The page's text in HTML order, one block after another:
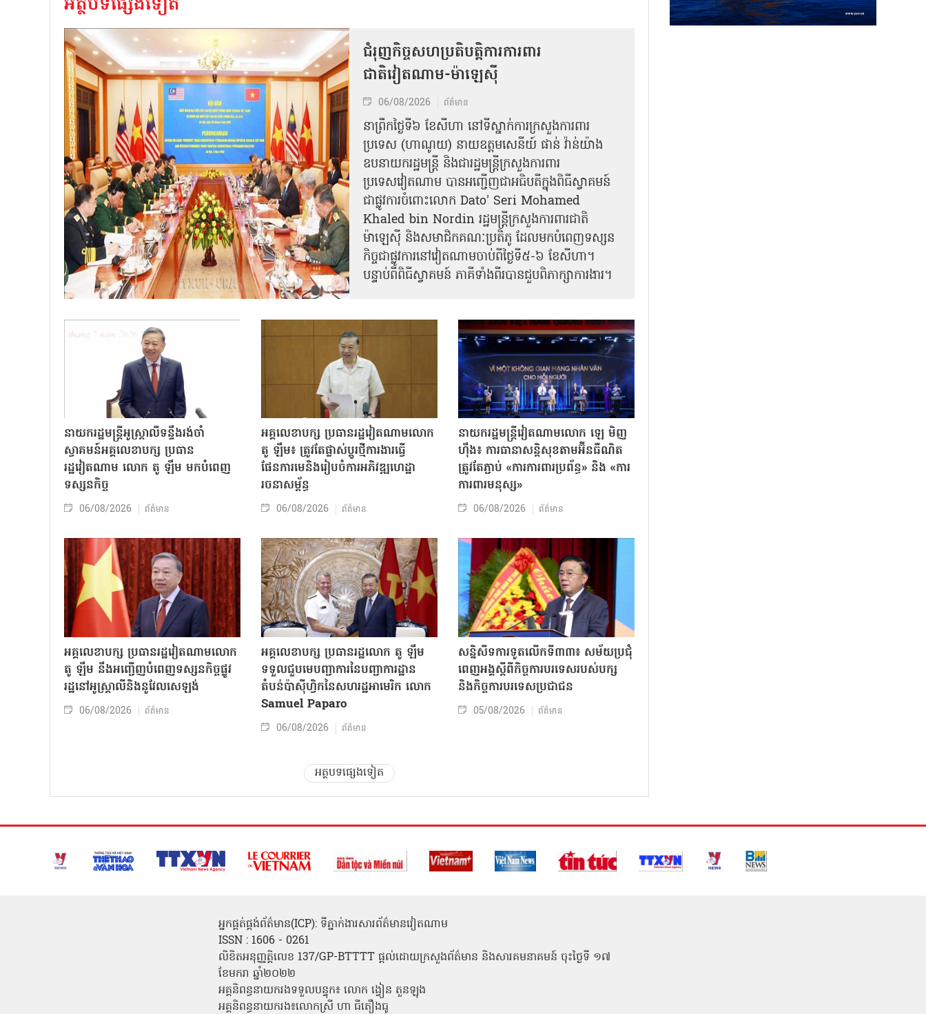
អត្ថបទផ្សេងទៀត
ជំរុញកិច្ចសហប្រតិបត្តិការការពារ
ជាតិវៀតណាម-ម៉ាឡេស៊ី
06/08/2026 ព័ត៌មាន
នា​ព្រឹកថ្ងៃទី៦ ខែសីហា នៅទីស្នាក់ការក្រសួងការពារ
ប្រទេស (ហាណូយ) នាយឧត្តមសេនីយ៍ ផាន់ វ៉ាន់យ៉ាង
ឧបនាយករដ្ឋមន្ត្រី និងជារដ្ឋមន្ត្រីក្រសួងការពារ
ប្រទេសវៀតណាម បានអញ្ជើញជាអធិបតីក្នុងពិធីស្វាគមន៍
ជាផ្លូវការ​ចំពោះលោក Dato' Seri Mohamed
Khaled bin Nordin រដ្ឋមន្ត្រីក្រសួងការពារជាតិ
ម៉ាឡេស៊ី និងសមាជិកគណៈប្រតិភូ ដែលមកបំពេញទស្សន
កិច្ចជាផ្លូវការនៅវៀតណាមចាប់ពីថ្ងៃទី៥-៦ ខែសីហា។
បន្ទាប់ពីពិធីស្វាគមន៍ ភាគីទាំងពីរបានជួបពិភាក្សាការងារ​។
នាយករដ្ឋមន្ត្រីអូស្ត្រាលីទន្ទឹងរង់ចាំ
ស្វាគមន៍អគ្គលេខាបក្ស ប្រធាន
រដ្ឋវៀតណាម លោក តូ ឡឹម មកបំពេញ
ទស្សនកិច្ច
06/08/2026 ព័ត៌មាន
អគ្គលេខាបក្ស ប្រធានរដ្ឋវៀតណាមលោក
តូ ឡឹម៖ ត្រូវតែផ្លាស់ប្ដូរថ្មីការងារធ្វើ
ផែនការមេនិងរៀបចំការអភិវឌ្ឍហេដ្ឋា
រចនាសម្ព័ន្ធ
06/08/2026 ព័ត៌មាន
នាយករដ្ឋមន្ត្រីវៀតណាមលោក ឡេ មិញ
ហ៊ឹង៖ ការធានាសន្តិសុខតាមអ៊ីនធឺណិត
ត្រូវតែភ្ជាប់ «ការការពារប្រព័ន្ធ» និង «ការ
ការពារមនុស្ស»
06/08/2026 ព័ត៌មាន
អគ្គលេខាបក្ស ប្រធានរដ្ឋវៀតណាមលោក
តូ ឡឹម នឹងអញ្ជើញបំពេញទស្សនកិច្ចផ្លូវ
រដ្ឋនៅអូស្ត្រាលីនិងនូវែលសេឡង់
06/08/2026 ព័ត៌មាន
អគ្គលេខាបក្ស ប្រធានរដ្ឋលោក តូ ឡឹម
ទទួលជួបមេបញ្ជាការនៃបញ្ជាការដ្ឋាន
តំបន់ប៉ាស៊ីហ្វិកនៃសហរដ្ឋអាមេរិក លោក
Samuel Paparo
06/08/2026 ព័ត៌មាន
សន្និសីទការទូតលើកទី៣៣៖ សម័យប្រជុំ
ពេញអង្គស្តីពីកិច្ច​ការបរទេសរបស់​បក្ស
និងកិច្ច​ការបរទេសប្រជាជន
05/08/2026 ព័ត៌មាន
អត្ថបទផ្សេងទៀត
អ្នកផ្គត់ផ្គង់ព័ត៌មាន(ICP): ទីភ្នាក់ងារសារព័ត៌មានវៀតណាម
ISSN : 1606 - 0261
លិខិតអនុញ្ញត្តិលេខ 137/GP-BTTTT ផ្តល់ដោយក្រសួងព័ត៌មាន និងសារគមនាគមន៍ ចុះថ្ងៃទី ១៧
ខែមករា ឆ្នាំ២០២២
អគ្គនិពន្ធនាយករងទទួលបន្ទុក៖ លោក ង្វៀន តួនឡុង
អគ្គនិពន្ធនាយករង៖លោកស្រី ហា ធីតឿងធូ